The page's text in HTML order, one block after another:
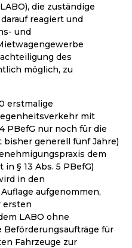
die zuständige
reagiert und
und
des
möglich, zu
erstmalige
mit
PBefG nur noch für die
bisher generell fünf Jahre)
dem
§ 13 Abs. 5 PBefG)
in den
aufgenommen,
ersten
LABO ohne
für
Fahrzeuge zur